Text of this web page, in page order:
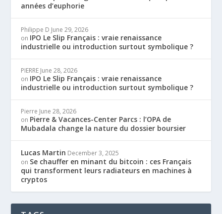
années d’euphorie
Philippe D June 29, 2026
on IPO Le Slip Français : vraie renaissance
industrielle ou introduction surtout symbolique ?
PIERRE June 28, 2026
on IPO Le Slip Français : vraie renaissance
industrielle ou introduction surtout symbolique ?
Pierre June 28, 2026
on Pierre & Vacances-Center Parcs : l’OPA de
Mubadala change la nature du dossier boursier
Lucas Martin December 3, 2025
on Se chauffer en minant du bitcoin : ces Français
qui transforment leurs radiateurs en machines à
cryptos